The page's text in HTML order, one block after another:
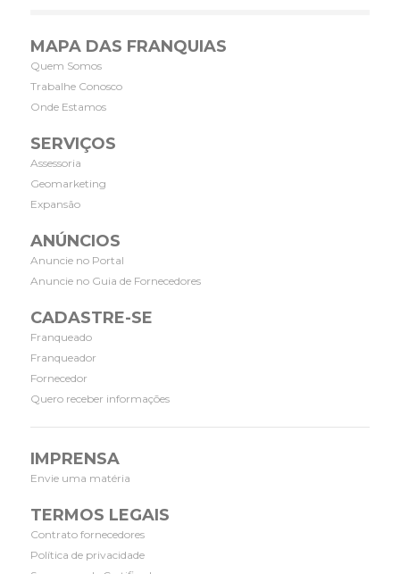
MAPA DAS FRANQUIAS
Quem Somos
Trabalhe Conosco
Onde Estamos
SERVIÇOS
Assessoria
Geomarketing
Expansão
ANÚNCIOS
Anuncie no Portal
Anuncie no Guia de Fornecedores
CADASTRE-SE
Franqueado
Franqueador
Fornecedor
Quero receber informações
IMPRENSA
Envie uma matéria
TERMOS LEGAIS
Contrato fornecedores
Política de privacidade